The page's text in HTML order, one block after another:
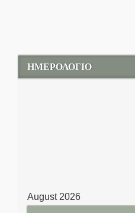
ΗΜΕΡΟΛΟΓΙΟ
August 2026